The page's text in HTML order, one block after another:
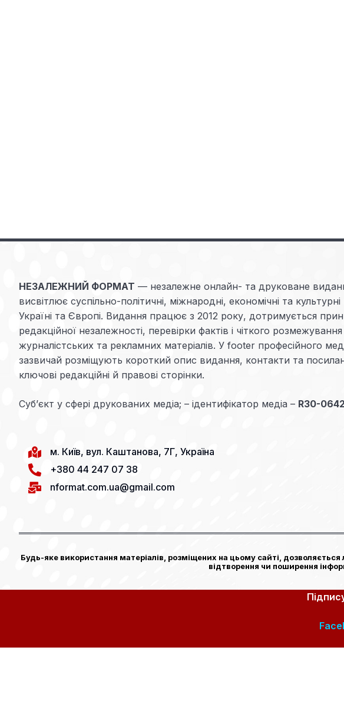
НЕЗАЛЕЖНИЙ ФОРМАТ — незалежне онлайн- та друковане
висвітлює суспільно-політичні, міжнародні, економічні та культурні
Україні та Європі. Видання працює з 2012 року, дотримується
редакційної незалежності, перевірки фактів і чіткого розмежування
журналістських та рекламних матеріалів. У footer професійного
зазвичай розміщують короткий опис видання, контакти та
ключові редакційні й правові сторінки.
Cуб’єкт у сфері друкованих медіа; – ідентифікатор медіа – R30-
м. Київ, вул. Каштанова, 7Г, Україна
+380 44 247 07 38
nformat.com.ua@gmail.com
Будь-яке використання матеріалів, розміщених на цьому сайті,
відтворення чи поширення